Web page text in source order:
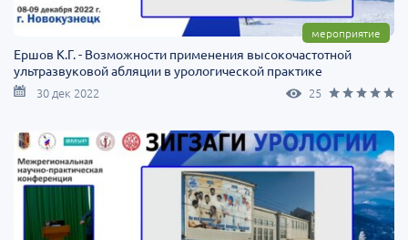
мероприятие
Ершов К.Г. - Возможности применения высокочастотной
ультразвуковой абляции в урологической практике
30 дек 2022 25